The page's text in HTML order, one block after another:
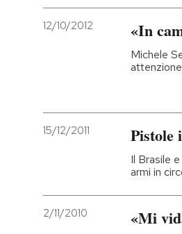
CALENDARIO
AREA PERSONALE
12/10/2012 «In
Michele
15/12/2011 Pistole
Il Brasile
armi in
2/11/2010 «Mi